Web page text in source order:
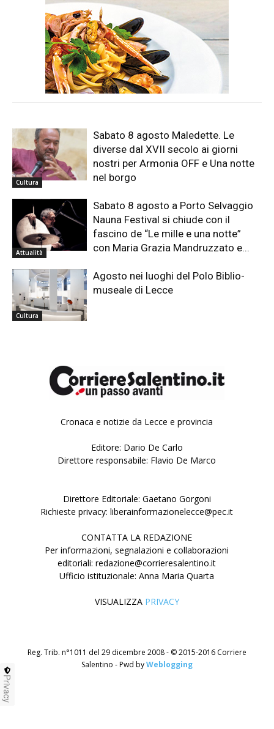
Cultura
Sabato 8 agosto Maledette. Le
diverse dal XVII secolo ai giorni
nostri per Armonia OFF e Una notte
nel borgo
Attualità
Sabato 8 agosto a Porto Selvaggio
Nauna Festival si chiude con il
fascino de “Le mille e una notte”
con Maria Grazia Mandruzzato e...
Cultura
Agosto nei luoghi del Polo Biblio-
museale di Lecce
Cronaca e notizie da Lecce e provincia
Editore: Dario De Carlo
Direttore responsabile: Flavio De Marco
Direttore Editoriale: Gaetano Gorgoni
Richieste privacy: liberainformazionelecce@pec.it
CONTATTA LA REDAZIONE
Per informazioni, segnalazioni e collaborazioni
editoriali: redazione@corrieresalentino.it
Ufficio istituzionale: Anna Maria Quarta
VISUALIZZA PRIVACY
Reg. Trib. n°1011 del 29 dicembre 2008 - © 2015-2016 Corriere
Salentino - Pwd byWeblogging
Privacy